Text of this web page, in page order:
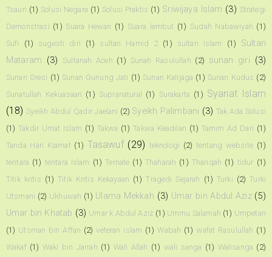
Tsauri (1) Solusi Negara (1) Solusi Praktis (1) Sriwijaya Islam (3) Strategi
Demonstrasi (1) Suara Hewan (1) Suara lembut (1) Sudah Nabawiyah (1)
Sufi
(1) sugesti diri (1) sultan Hamid 2 (1) sultan Islam (1)
Sultan
Mataram (3) Sultanah Aceh (1) Sunah Rasulullah (2) sunan giri (3)
Sunan Gresi (1) Sunan Gunung Jati (1) Sunan Kalijaga (1) Sunan Kudus (2)
Sunatullah Kekuasaan (1) Supranatural (1) Surakarta (1) Syariat Islam
(18) Syeikh Abdul Qadir Jaelani (2) Syeikh Palimbani (3) Tak Ada Solusi
(1) Takdir Umat Islam (1) Takwa (1) Takwa Keadilan (1) Tamim Ad Dari (1)
Tanda Hari Kiamat (1) Tasawuf (29) teknologi (2) tentang website (1)
tentara (1) tentara Islam (1) Ternate (1) Thaharah (1) Thariqah (1) tidur (1)
Titik kritis (1) Titik Kritis Kekayaan (1) Tragedi Sejarah (1) Turki (2) Turki
Utsmani (2) Ukhuwah (1) Ulama Mekkah (3) Umar bin Abdul Aziz (5)
Umar bin Khatab (3) Umar k Abdul Aziz (1) Ummu Salamah (1) Umpetan
(1) Utsman bin Affan (2) veteran islam (1) Wabah (1) wafat Rasulullah (1)
Wakaf (1) Waki bin Jarrah (1) Wali Allah (1) wali sanga (1) Walisanga (2)